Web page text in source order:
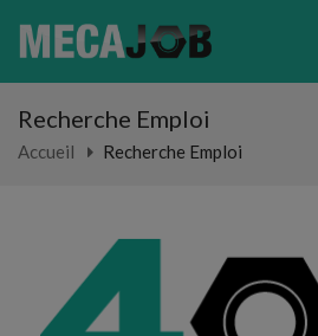
Recherche Emploi
Accueil Recherche Emploi